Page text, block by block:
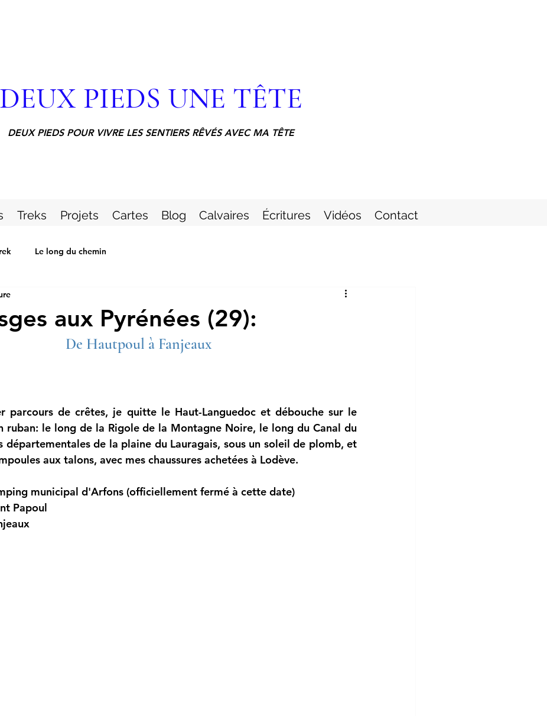
DEUX PIEDS UNE TÊTE
DEUX PIEDS POUR VIVRE LES SENTIERS RÊVÉS AVEC MA TÊTE
Treks Projets Cartes Blog Calvaires Écritures Vidéos Contact
Le long du chemin
aux Pyrénées (29):
De Hautpoul à Fanjeaux
parcours de crêtes, je quitte le Haut-Languedoc et débouche sur le
ruban: le long de la Rigole de la Montagne Noire, le long du Canal du
départementales de la plaine du Lauragais, sous un soleil de plomb, et
aux talons, avec mes chaussures achetées à Lodève.
municipal d'Arfons (officiellement fermé à cette date)
Papoul